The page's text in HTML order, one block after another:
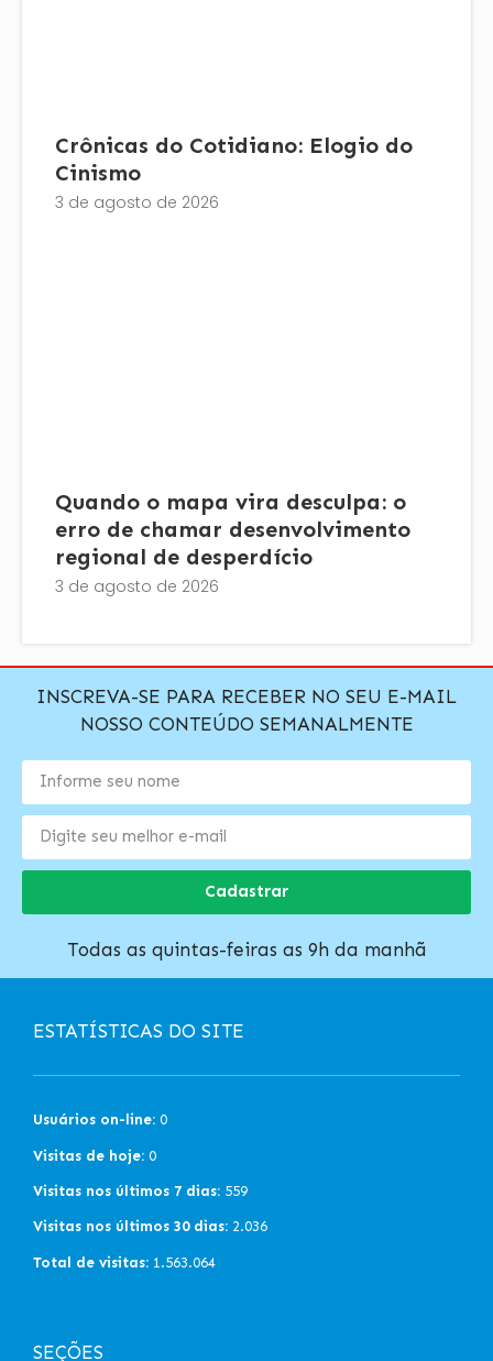
Crônicas do Cotidiano: Elogio do
Cinismo
3 de agosto de 2026
Quando o mapa vira desculpa: o
erro de chamar desenvolvimento
regional de desperdício
3 de agosto de 2026
INSCREVA-SE PARA RECEBER NO SEU E-MAIL
NOSSO CONTEÚDO SEMANALMENTE
Cadastrar
Todas as quintas-feiras as 9h da manhã
ESTATÍSTICAS DO SITE
Usuários on-line: 0
Visitas de hoje: 0
Visitas nos últimos 7 dias: 559
Visitas nos últimos 30 dias: 2.036
Total de visitas: 1.563.064
SEÇÕES